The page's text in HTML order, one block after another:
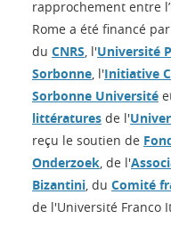
rapprochement entre
Rome a été financé
du CNRS, l'Université
Sorbonne, l'Initiative
Sorbonne Université
littératures de l'
reçu le soutien de
Onderzoek, de l'
Bizantini, du Comité
de l'Université Franco